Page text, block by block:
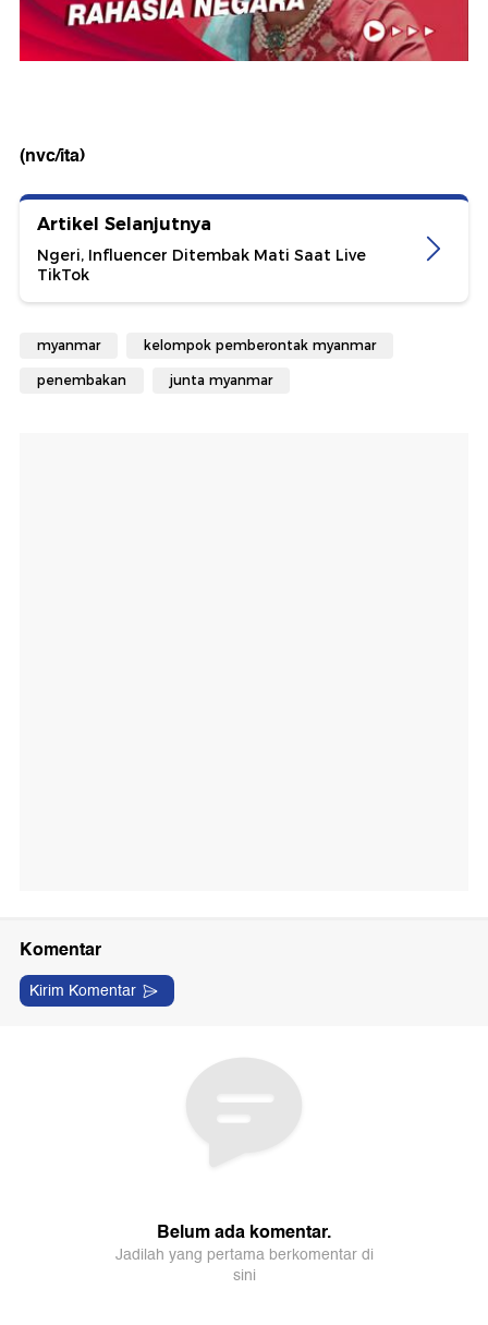
(nvc/ita)
Artikel Selanjutnya
Ngeri, Influencer Ditembak Mati Saat Live
TikTok
myanmar kelompok pemberontak myanmar
penembakan junta myanmar